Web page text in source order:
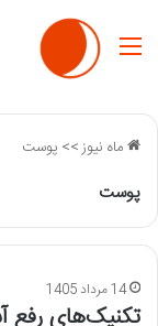
منو
ماه نیوز>> پوست
پوست
14 مرداد 1405
تکنیک‌های رفع